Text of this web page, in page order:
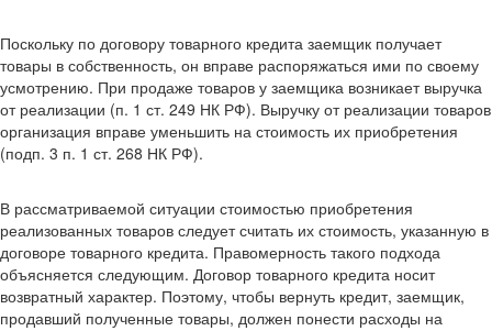
Поскольку по договору товарного кредита заемщик получает
товары в собственность, он вправе распоряжаться ими по своему
усмотрению. При продаже товаров у заемщика возникает выручка
от реализации (п. 1 ст. 249 НК РФ). Выручку от реализации товаров
организация вправе уменьшить на стоимость их приобретения
(подп. 3 п. 1 ст. 268 НК РФ).
В рассматриваемой ситуации стоимостью приобретения
реализованных товаров следует считать их стоимость, указанную в
договоре товарного кредита. Правомерность такого подхода
объясняется следующим. Договор товарного кредита носит
возвратный характер. Поэтому, чтобы вернуть кредит, заемщик,
продавший полученные товары, должен понести расходы на